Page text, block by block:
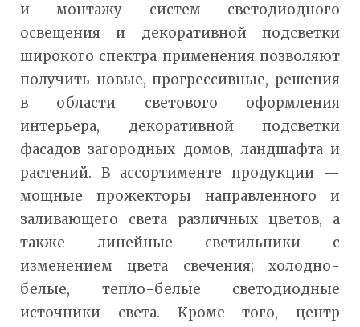
и монтажу систем светодиодного
освещения и декоративной подсветки
широкого спектра применения позволяют
получить новые, прогрессивные, решения
в области светового оформления
интерьера, декоративной подсветки
фасадов загородных домов, ландшафта и
растений. В ассортименте продукции —
мощные прожекторы направленного и
заливающего света различных цветов, а
также линейные светильники с
изменением цвета свечения; холодно-
белые, тепло-белые светодиодные
источники света. Кроме того, центр